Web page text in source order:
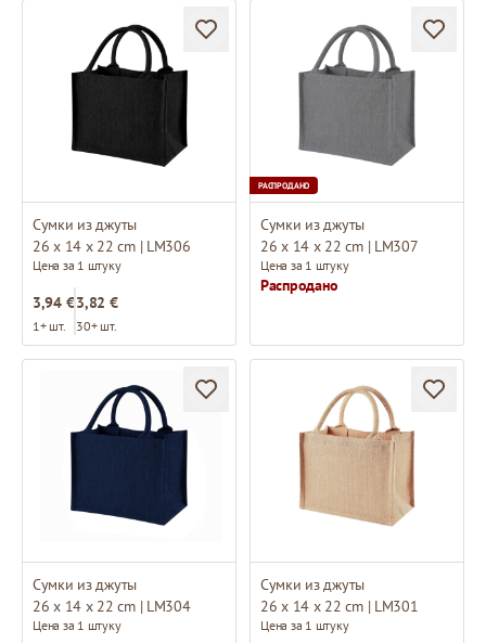
Сумки из джуты
26 x 14 x 22 cm | LM306
Цена за 1 штуку
3,94 €
1+ шт.
3,82 €
30+ шт.
РАСПРОДАНО
Сумки из джуты
26 x 14 x 22 cm | LM307
Цена за 1 штуку
Распродано
Сумки из джуты
26 x 14 x 22 cm | LM304
Цена за 1 штуку
Сумки из джуты
26 x 14 x 22 cm | LM301
Цена за 1 штуку